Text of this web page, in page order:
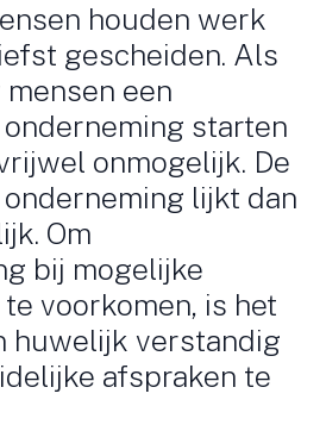
houden werk
gescheiden. Als
een
starten
onmogelijk. De
lijkt dan
Om
bij mogelijke
voorkomen, is het
huwelijk verstandig
afspraken te